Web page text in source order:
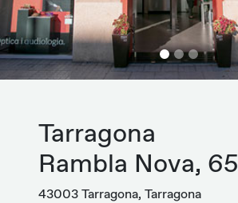
Tarragona
Rambla Nova, 65
43003 Tarragona, Tarragona